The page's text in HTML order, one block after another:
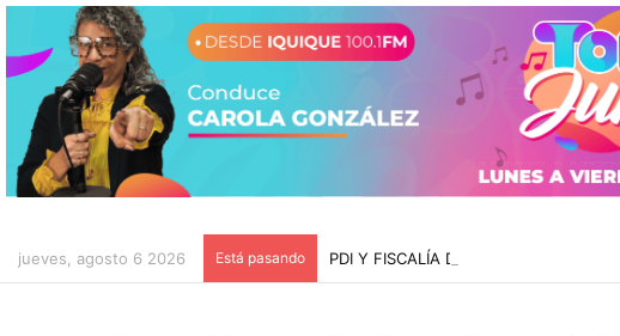
jueves, agosto 6 2026 Está pasando PDI Y FISCALÍA DE ARICA LOGRAN